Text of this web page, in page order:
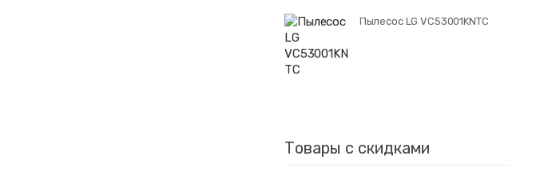
Пылесос LG VC53001KNTC
Товары с скидками